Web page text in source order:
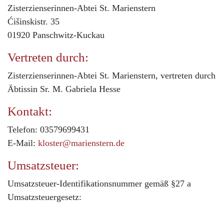
Zisterzienserinnen-Abtei St. Marienstern
Ćišinskistr. 35
01920 Panschwitz-Kuckau
Vertreten durch:
Zisterzienserinnen-Abtei St. Marienstern, vertreten durch
Äbtissin Sr. M. Gabriela Hesse
Kontakt:
Telefon: 03579699431
E-Mail: kloster@marienstern.de
Umsatzsteuer:
Umsatzsteuer-Identifikationsnummer gemäß §27 a
Umsatzsteuergesetz: